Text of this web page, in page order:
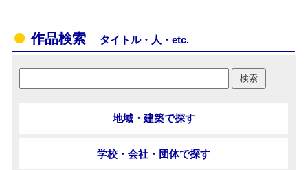
作品検索 タイトル・人・etc.
地域・建築で探す
学校・会社・団体で探す